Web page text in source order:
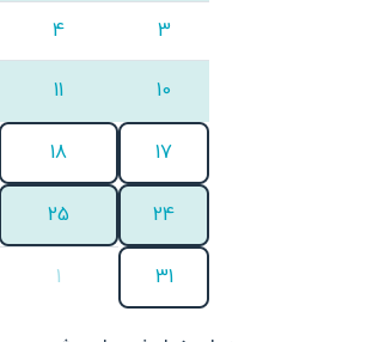
3
4
10
11
17
18
24
25
31
1